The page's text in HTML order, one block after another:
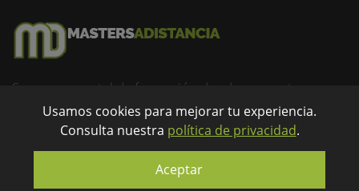
Somos un portal de formación donde encuentras una
amplia oferta formativa a distancia de forma rápida y
info@mastersadistancia.com
Usamos cookies para mejorar tu experiencia.
Consulta nuestra política de privacidad.
Aceptar